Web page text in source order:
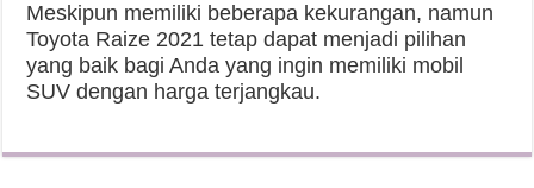
Meskipun memiliki beberapa kekurangan, namun
Toyota Raize 2021 tetap dapat menjadi pilihan
yang baik bagi Anda yang ingin memiliki mobil
SUV dengan harga terjangkau.